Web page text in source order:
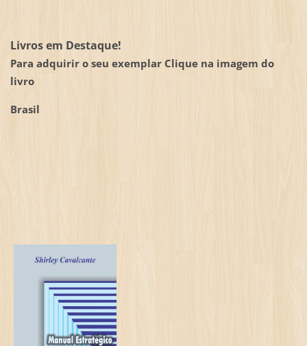
Livros em Destaque!
Para adquirir o seu exemplar Clique na imagem do
livro
Brasil